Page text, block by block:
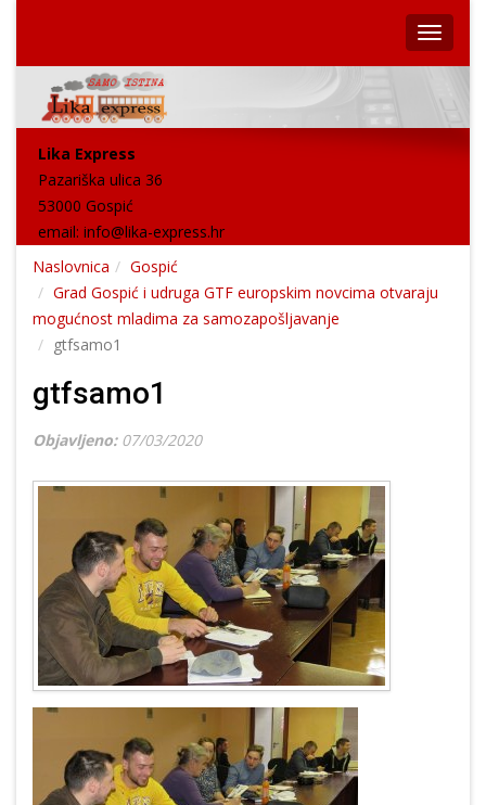
Lika Express
Pazariška ulica 36
53000 Gospić
email: info@lika-express.hr
Naslovnica
Gospić
Grad Gospić i udruga GTF europskim novcima otvaraju
mogućnost mladima za samozapošljavanje
gtfsamo1
gtfsamo1
Objavljeno: 07/03/2020